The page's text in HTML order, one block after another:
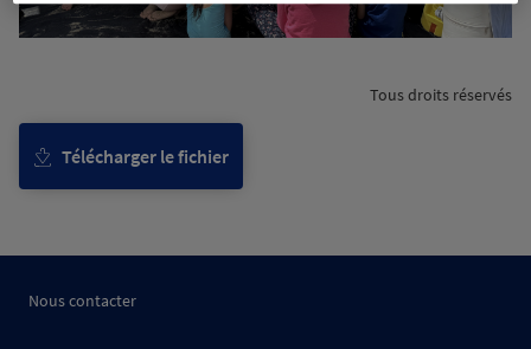
Télécharger le fichier
Tous droits réservés
Nous contacter